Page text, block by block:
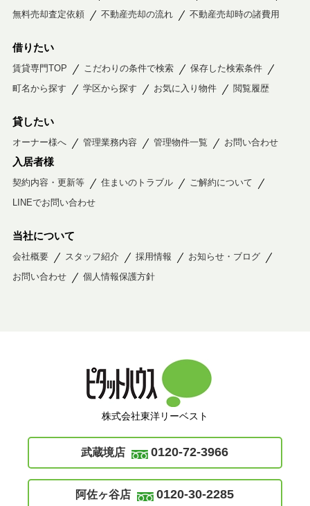
無料売却査定依頼
不動産売却の流れ 不動産売却時の諸費用
借りたい
賃貸専門TOP こだわりの条件で検索
保存した検索条件
町名から探す
学区から探す お気に入り物件 閲覧履歴
貸したい
オーナー様へ 管理業務内容 管理物件一覧 お問い合わせ
入居者様
契約内容・更新等 住まいのトラブル
ご解約について
LINEでお問い合わせ
当社について
会社概要 スタッフ紹介 採用情報
お知らせ・ブログ
お問い合わせ
個人情報保護方針
株式会社東洋リーベスト
武蔵境店 0120-72-3966
阿佐ヶ谷店 0120-30-2285